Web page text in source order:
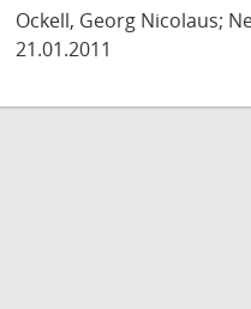
Ockell, Georg Nicolaus;
21.01.2011